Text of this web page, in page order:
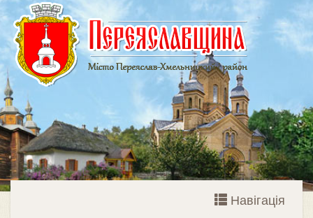
Навігація